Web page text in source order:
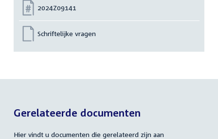
Nummer:
2024Z09141
Schriftelijke vragen
Gerelateerde documenten
Hier vindt u documenten die gerelateerd zijn aan